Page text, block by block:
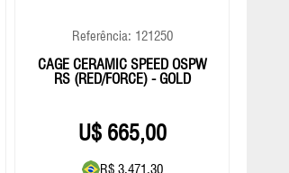
Referência: 121250
CAGE CERAMIC SPEED OSPW
RS (RED/FORCE) - GOLD
665,00
R$ 3.471,30